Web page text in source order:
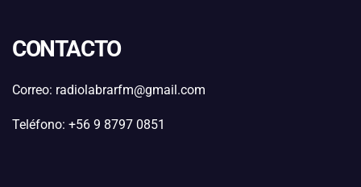
CONTACTO
Correo: radiolabrarfm@gmail.com
Teléfono: +56 9 8797 0851